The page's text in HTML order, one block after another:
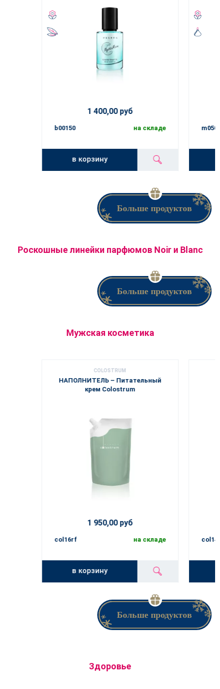
1 400,00 руб
b00150 на складе
в корзину
Больше продуктов
Роскошные линейки парфюмов Noir и Blanc
Больше продуктов
Мужская косметика
COLOSTRUM
НАПОЛНИТЕЛЬ – Питательный
крем Colostrum
1 950,00 руб
col16rf на складе
в корзину
col14
Больше продуктов
Здоровье